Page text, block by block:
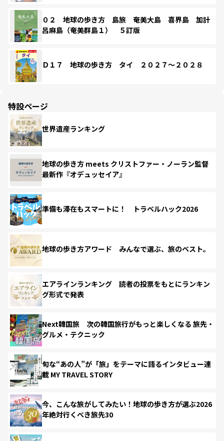
０２ 地球の歩き方 島旅 奄美大島 喜界島 加計
呂麻島（奄美群島１） ５訂版
Ｄ１７ 地球の歩き方 タイ ２０２７～２０２８
特設ページ
世界遺産ランキング
地球の歩き方 meets クリストファー・ノーラン監督
最新作『オデュッセイア』
準備も滞在もスマートに！ トラベルハック2026
地球の歩き方アワード みんなで選ぶ、旅のベスト。
エアラインランキング 読者の投票をもとにランキン
グ形式で発表
Next韓国旅 次の韓国旅行がもっと楽しくなる 旅先・
グルメ・テクニック
旬な“あの人”が「旅」をテーマに語るインタビュー連
載 MY TRAVEL STORY
今、こんな旅がしてみたい！地球の歩き方が選ぶ2026
年絶対行くべき旅先30